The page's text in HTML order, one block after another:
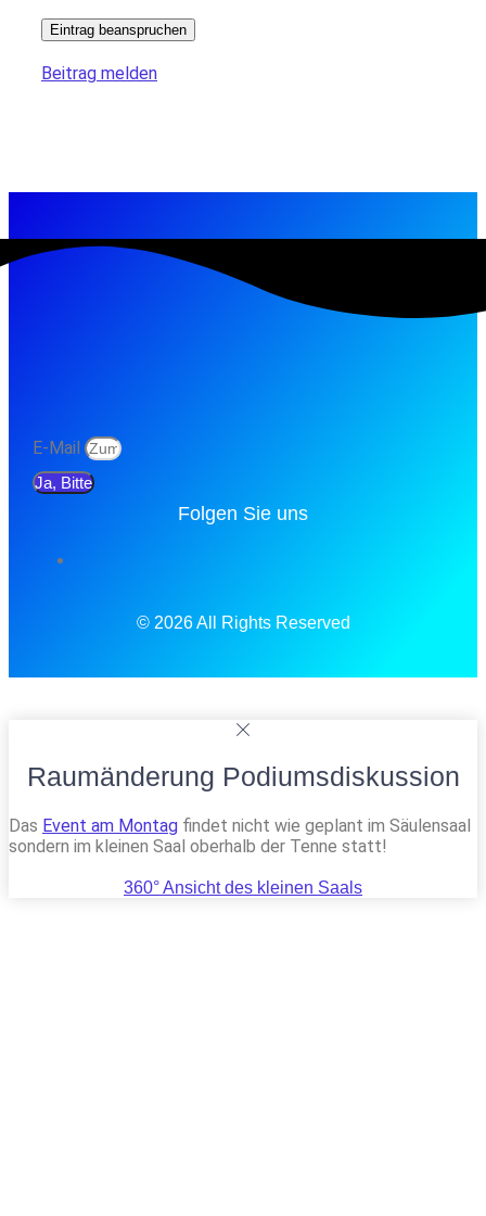
Eintrag beanspruchen
Beitrag melden
E-Mail
Ja, Bitte
Folgen Sie uns
© 2026 All Rights Reserved
Raumänderung Podiumsdiskussion
Das Event am Montag findet nicht wie geplant im Säulensaal
sondern im kleinen Saal oberhalb der Tenne statt!
360° Ansicht des kleinen Saals